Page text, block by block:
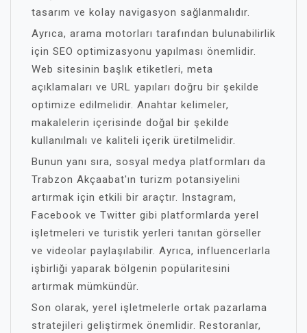
tasarım ve kolay navigasyon sağlanmalıdır.
Ayrıca, arama motorları tarafından bulunabilirlik
için SEO optimizasyonu yapılması önemlidir.
Web sitesinin başlık etiketleri, meta
açıklamaları ve URL yapıları doğru bir şekilde
optimize edilmelidir. Anahtar kelimeler,
makalelerin içerisinde doğal bir şekilde
kullanılmalı ve kaliteli içerik üretilmelidir.
Bunun yanı sıra, sosyal medya platformları da
Trabzon Akçaabat'ın turizm potansiyelini
artırmak için etkili bir araçtır. Instagram,
Facebook ve Twitter gibi platformlarda yerel
işletmeleri ve turistik yerleri tanıtan görseller
ve videolar paylaşılabilir. Ayrıca, influencerlarla
işbirliği yaparak bölgenin popülaritesini
artırmak mümkündür.
Son olarak, yerel işletmelerle ortak pazarlama
stratejileri geliştirmek önemlidir. Restoranlar,